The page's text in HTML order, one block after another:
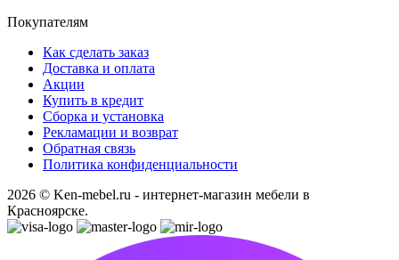
Покупателям
Как сделать заказ
Доставка и оплата
Акции
Купить в кредит
Сборка и установка
Рекламации и возврат
Обратная связь
Политика конфиденциальности
2026 © Ken-mebel.ru - интернет-магазин мебели в
Красноярске.